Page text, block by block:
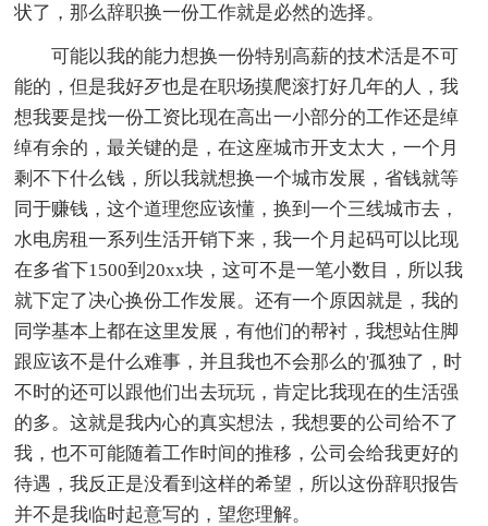
状了，那么辞职换一份工作就是必然的选择。
可能以我的能力想换一份特别高薪的技术活是不可
能的，但是我好歹也是在职场摸爬滚打好几年的人，我
想我要是找一份工资比现在高出一小部分的工作还是绰
绰有余的，最关键的是，在这座城市开支太大，一个月
剩不下什么钱，所以我就想换一个城市发展，省钱就等
同于赚钱，这个道理您应该懂，换到一个三线城市去，
水电房租一系列生活开销下来，我一个月起码可以比现
在多省下1500到20xx块，这可不是一笔小数目，所以我
就下定了决心换份工作发展。还有一个原因就是，我的
同学基本上都在这里发展，有他们的帮衬，我想站住脚
跟应该不是什么难事，并且我也不会那么的'孤独了，时
不时的还可以跟他们出去玩玩，肯定比我现在的生活强
的多。这就是我内心的真实想法，我想要的公司给不了
我，也不可能随着工作时间的推移，公司会给我更好的
待遇，我反正是没看到这样的希望，所以这份辞职报告
并不是我临时起意写的，望您理解。